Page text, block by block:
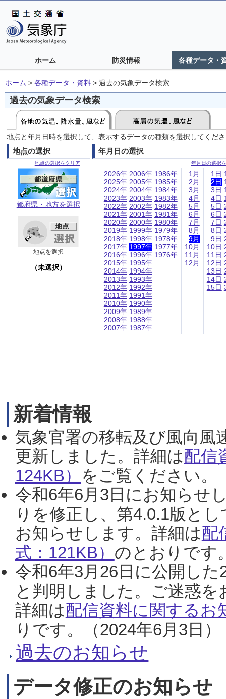
ホーム 防災情報 各種データ・
ホーム > 各種データ・資料 > 過去の気象データ検索
過去の気象データ検索
地点と年月日時を選択して、表示するデータの種類を選択してくだ
地点の選択
地点の選択をクリア
都府県・地方を選択
地点を選択
（未選択）
年月日の選択
年月日の選択
2026年
2025年
2024年
2023年
2022年
2021年
2020年
2019年
2018年
2017年
2016年
2015年
2014年
2013年
2012年
2011年
2010年
2009年
2008年
2007年
2006年
2005年
2004年
2003年
2002年
2001年
2000年
1999年
1998年
1997年
1996年
1995年
1994年
1993年
1992年
1991年
1990年
1989年
1988年
1987年
1986年
1985年
1984年
1983年
1982年
1981年
1980年
1979年
1978年
1977年
1976年
1月
2月
3月
4月
5月
6月
7月
8月
9月
10月
11月
12月
1日
2日
3日
4日
5日
6日
7日
8日
9日
10日
11日
12日
13日
14日
15日
新着情報
気象官署の移転及び風向風
更新しました。詳細は配信
124KB） をご覧ください。
令和6年6月3日にお知らせ
りを修正し、第4.0.1版と
お知らせします。詳細は配
式：121KB） のとおりです
令和6年3月26日に公開し
と判明しました。ご迷惑
詳細は配信資料に関するお
りです。（2024年6月3日）
過去のお知らせ
データ修正のお知らせ